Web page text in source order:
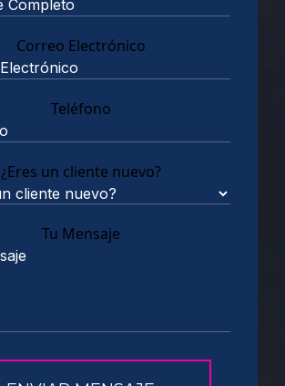
Correo Electrónico
Teléfono
¿Eres un cliente nuevo?
Tu Mensaje